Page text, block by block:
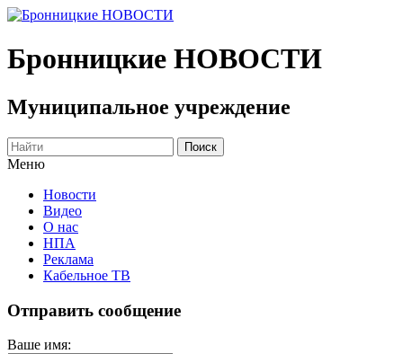
Бронницкие НОВОСТИ
Муниципальное учреждение
Меню
Новости
Видео
О нас
НПА
Реклама
Кабельное ТВ
Отправить сообщение
Ваше имя: